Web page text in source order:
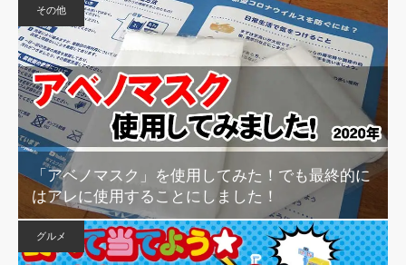
その他
「アベノマスク」を使用してみた！でも最終的に
はアレに使用することにしました！
グルメ